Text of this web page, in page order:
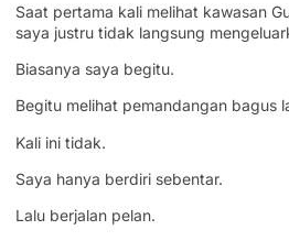
Saat pertama kali melihat kawasan
saya justru tidak langsung
Biasanya saya begitu.
Begitu melihat pemandangan bagus
Kali ini tidak.
Saya hanya berdiri sebentar.
Lalu berjalan pelan.